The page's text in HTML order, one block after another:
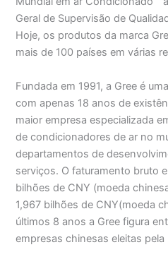
Geral de Supervisão de
Hoje, os produtos da marca
mais de 100 países em várias
Fundada em 1991, a Gree é
com apenas 18 anos de
maior empresa especializada
de condicionadores de ar no
departamentos de
serviços. O faturamento bruto
bilhões de CNY (moeda
1,967 bilhões de CNY(moeda
últimos 8 anos a Gree figura
empresas chinesas eleitas pela